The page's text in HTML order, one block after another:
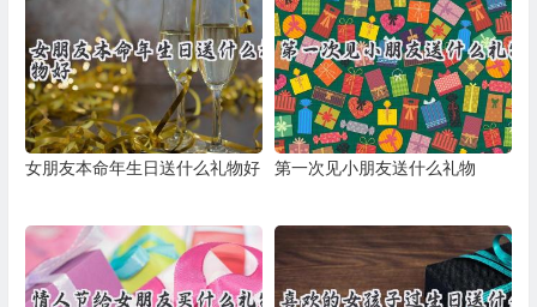
女朋友本命年生日送什么礼物好 第一次见小朋友送什么礼物